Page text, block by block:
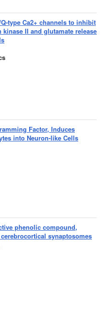
type Ca2+ channels to inhibit
II and glutamate release
Factor, Induces
into Neuron-like Cells
phenolic compound,
synaptosomes